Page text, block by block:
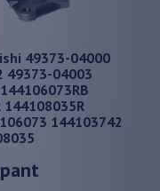
49373-04000
49373-04003
144108035R
144103742